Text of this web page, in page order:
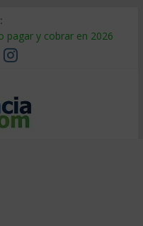
pagar y cobrar en 2026
sale tan caro
auditarla a tiempo
qué hacer
segmentarlo y venderle